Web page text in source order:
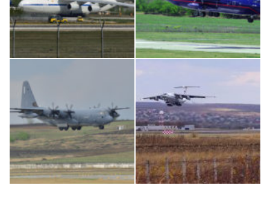
Airbus A319-114 D-AILN, Lufthansa, Франкфурт-Кишинев, 24/06/18
An124, RA-82013 An12, UR-CGV